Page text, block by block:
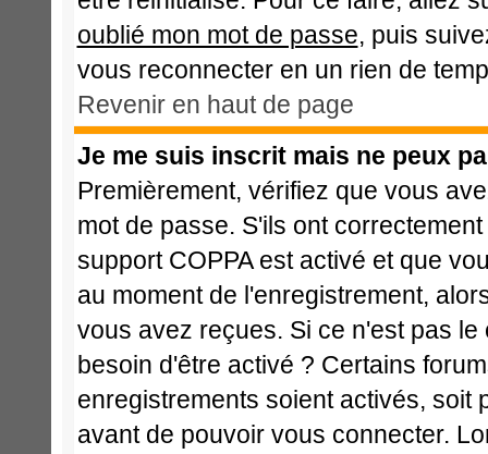
oublié mon mot de passe, puis
vous reconnecter en un rien de
Revenir en haut de page
Je me suis inscrit mais ne peux
Premièrement, vérifiez que vous
mot de passe. S'ils ont
support COPPA est activé et que
au moment de l'enregistrement,
vous avez reçues. Si ce n'est pas
besoin d'être activé ? Certains
enregistrements soient activés, soit
avant de pouvoir vous connecter.